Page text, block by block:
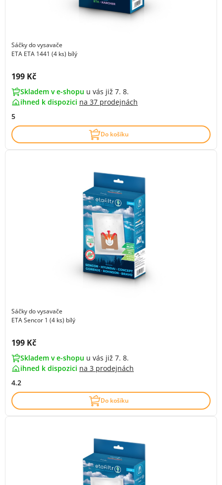
Sáčky do vysavače
ETA ETA 1441 (4 ks) bílý
Cena s DPH:
199 Kč
Skladem v e-shopu u vás již 7. 8.
ihned k dispozici na 37 prodejnách
5
Do košíku
Sáčky do vysavače
ETA Sencor 1 (4 ks) bílý
Cena s DPH:
199 Kč
Skladem v e-shopu u vás již 7. 8.
ihned k dispozici na 3 prodejnách
4.2
Do košíku